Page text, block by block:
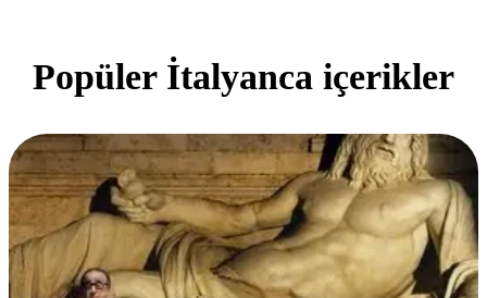
Popüler İtalyanca içerikler